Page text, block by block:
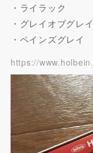
・ライラック
・グレイオブグレイ
・ペインズグレイ
https://